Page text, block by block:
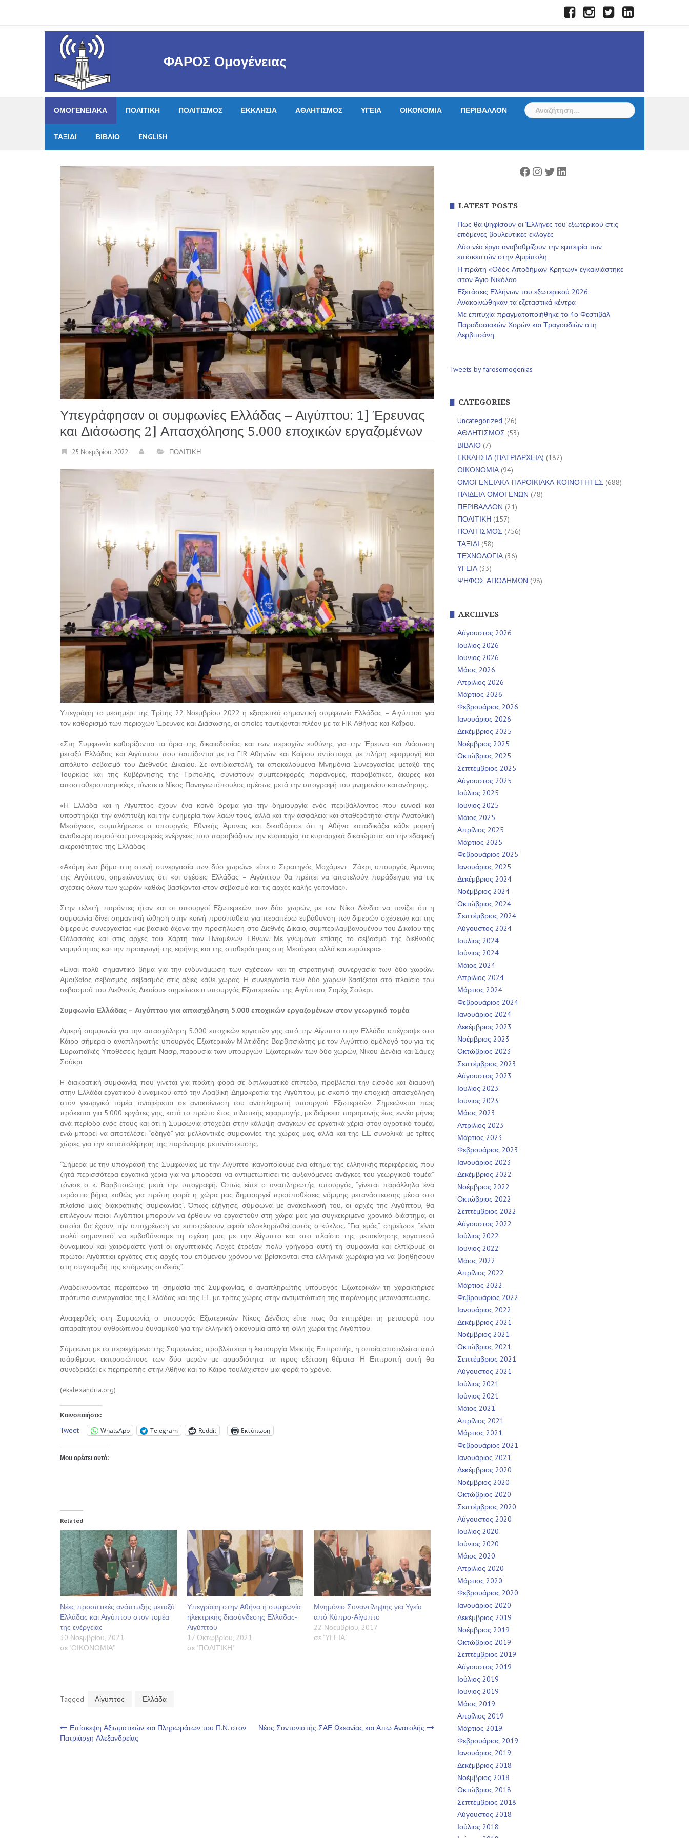
FacebookInstagramTwitterLinkedIn
ΦΑΡΟΣ Ομογένειας
ΟΜΟΓΕΝΕΙΑΚΑ ΠΟΛΙΤΙΚΗ ΠΟΛΙΤΙΣΜΟΣ ΕΚΚΛΗΣΙΑ ΑΘΛΗΤΙΣΜΟΣ ΥΓΕΙΑ ΟΙΚΟΝΟΜΙΑ ΠΕΡΙΒΑΛΛΟΝ
ΤΑΞΙΔΙ ΒΙΒΛΙΟ ENGLISH
Αναζήτηση
για:
Υπεγράφησαν οι συμφωνίες Ελλάδας – Αιγύπτου: 1] Έρευνας
και Διάσωσης 2] Απασχόλησης 5.000 εποχικών εργαζομένων
25 Νοεμβρίου, 2022 ΠΟΛΙΤΙΚΗ
Υπεγράφη το μεσημέρι της Τρίτης 22 Νοεμβρίου 2022 η εξαιρετικά σημαντική συμφωνία Ελλάδας – Αιγύπτου για
τον καθορισμό των περιοχών Έρευνας και Διάσωσης, οι οποίες ταυτίζονται πλέον με τα FIR Αθήνας και Καΐρου.
«Στη Συμφωνία καθορίζονται τα όρια της δικαιοδοσίας και των περιοχών ευθύνης για την Έρευνα και Διάσωση
μεταξύ Ελλάδας και Αιγύπτου που ταυτίζονται με τα FIR Αθηνών και Καΐρου αντίστοιχα, με πλήρη εφαρμογή και
απόλυτο σεβασμό του Διεθνούς Δικαίου. Σε αντιδιαστολή, τα αποκαλούμενα Μνημόνια Συνεργασίας μεταξύ της
Τουρκίας και της Κυβέρνησης της Τρίπολης, συνιστούν συμπεριφορές παράνομες, παραβατικές, άκυρες και
αποσταθεροποιητικές», τόνισε ο Νίκος Παναγιωτόπουλος αμέσως μετά την υπογραφή του μνημονίου κατανόησης.
«Η Ελλάδα και η Αίγυπτος έχουν ένα κοινό όραμα για την δημιουργία ενός περιβάλλοντος που ευνοεί και
υποστηρίζει την ανάπτυξη και την ευημερία των λαών τους, αλλά και την ασφάλεια και σταθερότητα στην Ανατολική
Μεσόγειο», συμπλήρωσε ο υπουργός Εθνικής Άμυνας και ξεκαθάρισε ότι η Αθήνα καταδικάζει κάθε μορφή
αναθεωρητισμού και μονομερείς ενέργειες που παραβιάζουν την κυριαρχία, τα κυριαρχικά δικαιώματα και την εδαφική
ακεραιότητας της Ελλάδας.
«Ακόμη ένα βήμα στη στενή συνεργασία των δύο χωρών», είπε ο Στρατηγός Μοχάμεντ Ζάκρι, υπουργός Άμυνας
της Αιγύπτου, σημειώνοντας ότι «οι σχέσεις Ελλάδας – Αιγύπτου θα πρέπει να αποτελούν παράδειγμα για τις
σχέσεις όλων των χωρών καθώς βασίζονται στον σεβασμό και τις αρχές καλής γειτονίας».
Στην τελετή, παρόντες ήταν και οι υπουργοί Εξωτερικών των δύο χωρών, με τον Νίκο Δένδια να τονίζει ότι η
συμφωνία δίνει σημαντική ώθηση στην κοινή προσπάθεια για περαιτέρω εμβάθυνση των διμερών σχέσεων και της
διμερούς συνεργασίας «με βασικό άξονα την προσήλωση στο Διεθνές Δίκαιο, συμπεριλαμβανομένου του Δικαίου της
Θάλασσας και στις αρχές του Χάρτη των Ηνωμένων Εθνών. Με γνώμονα επίσης το σεβασμό της διεθνούς
νομιμότητας και την προαγωγή της ειρήνης και της σταθερότητας στη Μεσόγειο, αλλά και ευρύτερα».
«Είναι πολύ σημαντικό βήμα για την ενδυνάμωση των σχέσεων και τη στρατηγική συνεργασία των δύο χωρών.
Αμοιβαίος σεβασμός, σεβασμός στις αξίες κάθε χώρας. Η συνεργασία των δύο χωρών βασίζεται στο πλαίσιο του
σεβασμού του Διεθνούς Δικαίου» σημείωσε ο υπουργός Εξωτερικών της Αιγύπτου, Σαμέχ Σούκρι.
Συμφωνία Ελλάδας – Αιγύπτου για απασχόληση 5.000 εποχικών εργαζομένων στον γεωργικό τομέα
Διμερή συμφωνία για την απασχόληση 5.000 εποχικών εργατών γης από την Αίγυπτο στην Ελλάδα υπέγραψε στο
Κάιρο σήμερα ο αναπληρωτής υπουργός Εξωτερικών Μιλτιάδης Βαρβιτσιώτης με τον Αιγύπτιο ομόλογό του για τις
Ευρωπαϊκές Υποθέσεις Ιχάμπ Νασρ, παρουσία των υπουργών Εξωτερικών των δύο χωρών, Νίκου Δένδια και Σάμεχ
Σούκρι.
H διακρατική συμφωνία, που γίνεται για πρώτη φορά σε διπλωματικό επίπεδο, προβλέπει την είσοδο και διαμονή
στην Ελλάδα εργατικού δυναμικού από την Αραβική Δημοκρατία της Αιγύπτου, με σκοπό την εποχική απασχόληση
στον γεωργικό τομέα, αναφέρεται σε ανακοίνωση του αναπληρωτή υπουργού Εξωτερικών. Σημειώνεται πως
πρόκειται για 5.000 εργάτες γης, κατά το πρώτο έτος πιλοτικής εφαρμογής, με διάρκεια παραμονής έως εννέα μήνες
ανά περίοδο ενός έτους και ότι η Συμφωνία στοχεύει στην κάλυψη αναγκών σε εργατικά χέρια στον αγροτικό τομέα,
ενώ μπορεί να αποτελέσει “οδηγό” για μελλοντικές συμφωνίες της χώρας μας, αλλά και της ΕΕ συνολικά με τρίτες
χώρες για την καταπολέμηση της παράνομης μετανάστευσης.
“Σήμερα με την υπογραφή της Συμφωνίας με την Αίγυπτο ικανοποιούμε ένα αίτημα της ελληνικής περιφέρειας, που
ζητά περισσότερα εργατικά χέρια για να μπορέσει να αντιμετωπίσει τις αυξανόμενες ανάγκες του γεωργικού τομέα”
τόνισε ο κ. Βαρβιτσιώτης μετά την υπογραφή. Όπως είπε ο αναπληρωτής υπουργός, “γίνεται παράλληλα ένα
τεράστιο βήμα, καθώς για πρώτη φορά η χώρα μας δημιουργεί προϋποθέσεις νόμιμης μετανάστευσης μέσα στο
πλαίσιο μιας διακρατικής συμφωνίας”. Όπως εξήγησε, σύμφωνα με ανακοίνωσή του, οι αρχές της Αιγύπτου, θα
επιλέγουν ποιοι Αιγύπτιοι μπορούν να έρθουν να εργαστούν στη χώρα μας για συγκεκριμένο χρονικό διάστημα, οι
οποίοι θα έχουν την υποχρέωση να επιστρέφουν αφού ολοκληρωθεί αυτός ο κύκλος. “Για εμάς”, σημείωσε, “είναι
πολύ σημαντικό να εμβαθύνουμε τη σχέση μας με την Αίγυπτο και στο πλαίσιο της μετακίνησης εργατικού
δυναμικού και χαιρόμαστε γιατί οι αιγυπτιακές Αρχές έτρεξαν πολύ γρήγορα αυτή τη συμφωνία και ελπίζουμε οι
πρώτοι Αιγύπτιοι εργάτες στις αρχές του επόμενου χρόνου να βρίσκονται στα ελληνικά χωράφια για να βοηθήσουν
στη συγκομιδή της επόμενης σοδειάς”.
Αναδεικνύοντας περαιτέρω τη σημασία της Συμφωνίας, ο αναπληρωτής υπουργός Εξωτερικών τη χαρακτήρισε
πρότυπο συνεργασίας της Ελλάδας και της ΕΕ με τρίτες χώρες στην αντιμετώπιση της παράνομης μετανάστευσης.
Αναφερθείς στη Συμφωνία, ο υπουργός Εξωτερικών Νίκος Δένδιας είπε πως θα επιτρέψει τη μεταφορά του
απαραίτητου ανθρώπινου δυναμικού για την ελληνική οικονομία από τη φίλη χώρα της Αιγύπτου.
Σύμφωνα με το περιεχόμενο της Συμφωνίας, προβλέπεται η λειτουργία Μεικτής Επιτροπής, η οποία αποτελείται από
ισάριθμους εκπροσώπους των δύο μερών με αρμοδιότητα τα προς εξέταση θέματα. Η Επιτροπή αυτή θα
συνεδριάζει εκ περιτροπής στην Αθήνα και το Κάιρο τουλάχιστον μια φορά το χρόνο.
(ekalexandria.org)
Κοινοποιήστε:
Tweet WhatsApp Telegram Reddit Εκτύπωση
Μου αρέσει αυτό:
Related
Νέες προοπτικές ανάπτυξης μεταξύ
Ελλάδας και Αιγύπτου στον τομέα
της ενέργειας
30 Νοεμβρίου, 2021
σε "ΟΙΚΟΝΟΜΙΑ"
Υπεγράφη στην Αθήνα η συμφωνία
ηλεκτρικής διασύνδεσης Ελλάδας-
Αιγύπτου
17 Οκτωβρίου, 2021
σε "ΠΟΛΙΤΙΚΗ"
Μνημόνιο Συναντίληψης για Υγεία
από Κύπρο-Αίγυπτο
22 Νοεμβρίου, 2017
σε "ΥΓΕΙΑ"
Tagged Αίγυπτος Ελλάδα
Πλοήγηση
Επίσκεψη Αξιωματικών και Πληρωμάτων του Π.Ν. στον
Πατριάρχη Αλεξανδρείας
Νέος Συντονιστής ΣΑΕ Ωκεανίας και Απω Ανατολής
Facebook
Instagram
Twitter
Linkedin
LATEST POSTS
Πώς θα ψηφίσουν οι Έλληνες του εξωτερικού στις
επόμενες βουλευτικές εκλογές
Δύο νέα έργα αναβαθμίζουν την εμπειρία των
επισκεπτών στην Αμφίπολη
Η πρώτη «Οδός Αποδήμων Κρητών» εγκαινιάστηκε
στον Άγιο Νικόλαο
Εξετάσεις Ελλήνων του εξωτερικού 2026:
Ανακοινώθηκαν τα εξεταστικά κέντρα
Με επιτυχία πραγματοποιήθηκε το 4ο Φεστιβάλ
Παραδοσιακών Χορών και Τραγουδιών στη
Δερβιτσάνη
Tweets by farosomogenias
CATEGORIES
Uncategorized (26)
ΑΘΛΗΤΙΣΜΟΣ (53)
ΒΙΒΛΙΟ (7)
ΕΚΚΛΗΣΙΑ (ΠΑΤΡΙΑΡΧΕΙΑ) (182)
ΟΙΚΟΝΟΜΙΑ(94)
ΟΜΟΓΕΝΕΙΑΚΑ-ΠΑΡΟΙΚΙΑΚΑ-ΚΟΙΝΟΤΗΤΕΣ (688)
ΠΑΙΔΕΙΑ ΟΜΟΓΕΝΩΝ (78)
ΠΕΡΙΒΑΛΛΟΝ (21)
ΠΟΛΙΤΙΚΗ (157)
ΠΟΛΙΤΙΣΜΟΣ (756)
ΤΑΞΙΔΙ (58)
ΤΕΧΝΟΛΟΓΙΑ(36)
ΥΓΕΙΑ(33)
ΨΗΦΟΣ ΑΠΟΔΗΜΩΝ (98)
ARCHIVES
Αύγουστος 2026
Ιούλιος 2026
Ιούνιος 2026
Μάιος 2026
Απρίλιος 2026
Μάρτιος 2026
Φεβρουάριος 2026
Ιανουάριος 2026
Δεκέμβριος 2025
Νοέμβριος 2025
Οκτώβριος 2025
Σεπτέμβριος 2025
Αύγουστος 2025
Ιούλιος 2025
Ιούνιος 2025
Μάιος 2025
Απρίλιος 2025
Μάρτιος 2025
Φεβρουάριος 2025
Ιανουάριος 2025
Δεκέμβριος 2024
Νοέμβριος 2024
Οκτώβριος 2024
Σεπτέμβριος 2024
Αύγουστος 2024
Ιούλιος 2024
Ιούνιος 2024
Μάιος 2024
Απρίλιος 2024
Μάρτιος 2024
Φεβρουάριος 2024
Ιανουάριος 2024
Δεκέμβριος 2023
Νοέμβριος 2023
Οκτώβριος 2023
Σεπτέμβριος 2023
Αύγουστος 2023
Ιούλιος 2023
Ιούνιος 2023
Μάιος 2023
Απρίλιος 2023
Μάρτιος 2023
Φεβρουάριος 2023
Ιανουάριος 2023
Δεκέμβριος 2022
Νοέμβριος 2022
Οκτώβριος 2022
Σεπτέμβριος 2022
Αύγουστος 2022
Ιούλιος 2022
Ιούνιος 2022
Μάιος 2022
Απρίλιος 2022
Μάρτιος 2022
Φεβρουάριος 2022
Ιανουάριος 2022
Δεκέμβριος 2021
Νοέμβριος 2021
Οκτώβριος 2021
Σεπτέμβριος 2021
Αύγουστος 2021
Ιούλιος 2021
Ιούνιος 2021
Μάιος 2021
Απρίλιος 2021
Μάρτιος 2021
Φεβρουάριος 2021
Ιανουάριος 2021
Δεκέμβριος 2020
Νοέμβριος 2020
Οκτώβριος 2020
Σεπτέμβριος 2020
Αύγουστος 2020
Ιούλιος 2020
Ιούνιος 2020
Μάιος 2020
Απρίλιος 2020
Μάρτιος 2020
Φεβρουάριος 2020
Ιανουάριος 2020
Δεκέμβριος 2019
Νοέμβριος 2019
Οκτώβριος 2019
Σεπτέμβριος 2019
Αύγουστος 2019
Ιούλιος 2019
Ιούνιος 2019
Μάιος 2019
Απρίλιος 2019
Μάρτιος 2019
Φεβρουάριος 2019
Ιανουάριος 2019
Δεκέμβριος 2018
Νοέμβριος 2018
Οκτώβριος 2018
Σεπτέμβριος 2018
Αύγουστος 2018
Ιούλιος 2018